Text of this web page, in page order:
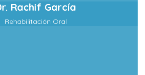
Rachif García
Rehabilitación Oral